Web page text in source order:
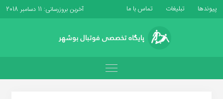
پیوندها تبلیغات تماس با ما آخرین بروزرسانی: 11 دسامبر 2018